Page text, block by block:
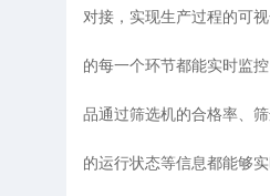
对接，实现生产过程的可
的每一个环节都能实时监
品通过筛选机的合格率、
的运行状态等信息都能够